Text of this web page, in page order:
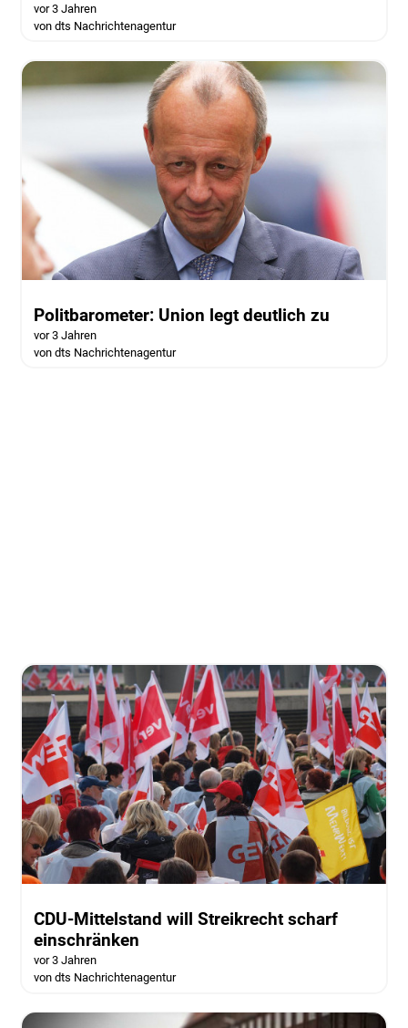
vor 3 Jahren
von dts Nachrichtenagentur
Politbarometer: Union legt deutlich zu
vor 3 Jahren
von dts Nachrichtenagentur
CDU-Mittelstand will Streikrecht scharf
einschränken
vor 3 Jahren
von dts Nachrichtenagentur